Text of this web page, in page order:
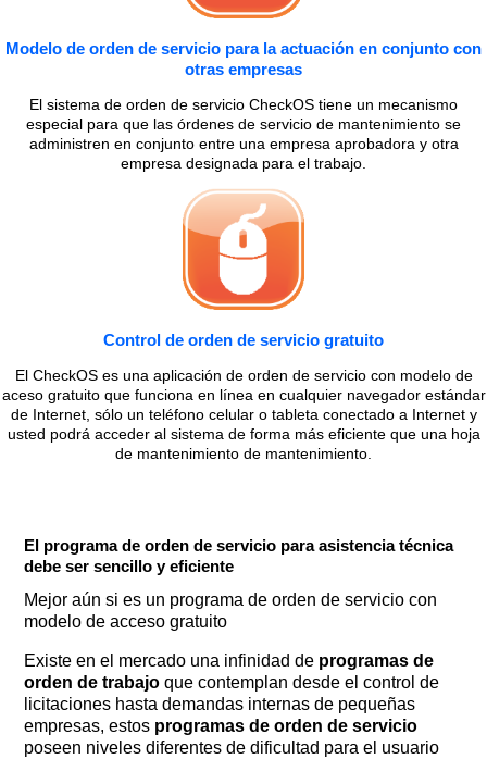
Modelo de orden de servicio para la actuación en conjunto con
otras empresas
El sistema de orden de servicio CheckOS tiene un mecanismo
especial para que las órdenes de servicio de mantenimiento se
administren en conjunto entre una empresa aprobadora y otra
empresa designada para el trabajo.
Control de orden de servicio gratuito
El CheckOS es una aplicación de orden de servicio con modelo de
aceso gratuito que funciona en línea en cualquier navegador estándar
de Internet, sólo un teléfono celular o tableta conectado a Internet y
usted podrá acceder al sistema de forma más eficiente que una hoja
de mantenimiento de mantenimiento.
El programa de orden de servicio para asistencia técnica
debe ser sencillo y eficiente
Mejor aún si es un programa de orden de servicio con
modelo de acceso gratuito
Existe en el mercado una infinidad de programas de
orden de trabajo que contemplan desde el control de
licitaciones hasta demandas internas de pequeñas
empresas, estos programas de orden de servicio
poseen niveles diferentes de dificultad para el usuario